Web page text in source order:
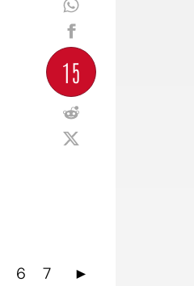
15
6 7 ►